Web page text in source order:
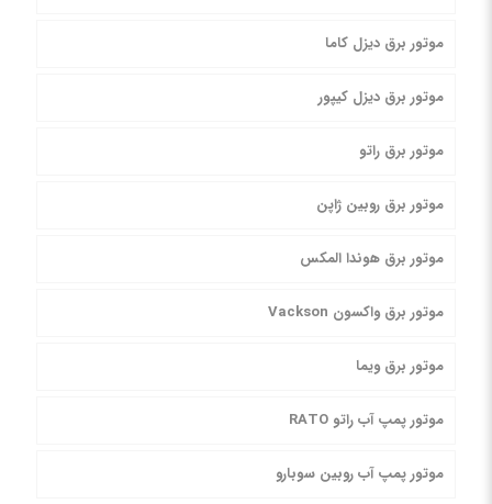
موتور برق دیزل کاما
موتور برق دیزل کیپور
موتور برق راتو
موتور برق روبین ژاپن
موتور برق هوندا المکس
موتور برق واکسون Vackson
موتور برق ویما
موتور پمپ آب راتو RATO
موتور پمپ آب روبین سوبارو